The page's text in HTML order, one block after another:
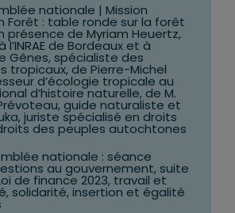
nationale | Mission
Forêt : table ronde sur la forêt
présence de Myriam Heuertz,
de Bordeaux et à
Gênes, spécialiste des
tropicaux, de Pierre-Michel
d’écologie tropicale au
d’histoire naturelle, de M.
guide naturaliste et
juriste spécialisé en droits
des peuples autochtones
nationale : séance
au gouvernement, suite
de finance 2023, travail et
solidarité, insertion et égalité